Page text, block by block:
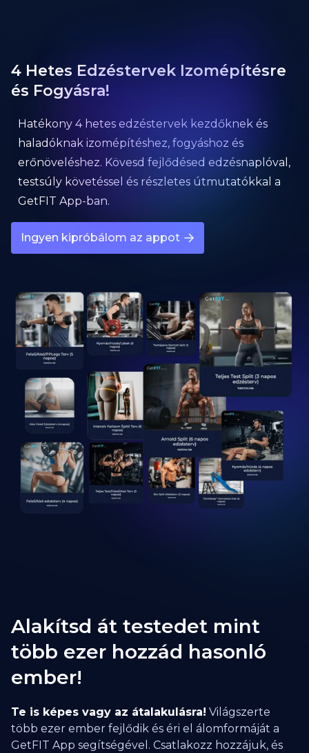
4 Hetes Edzéstervek Izomépítésre
és Fogyásra!
Hatékony 4 hetes edzéstervek kezdőknek és
haladóknak izomépítéshez, fogyáshoz és
erőnöveléshez. Kövesd fejlődésed edzésnaplóval,
testsúly követéssel és részletes útmutatókkal a
GetFIT App-ban.
Ingyen kipróbálom az appot
Alakítsd át testedet mint
több ezer hozzád hasonló
ember!
Te is képes vagy az átalakulásra! Világszerte
több ezer ember fejlődik és éri el álomformáját a
GetFIT App segítségével. Csatlakozz hozzájuk, és